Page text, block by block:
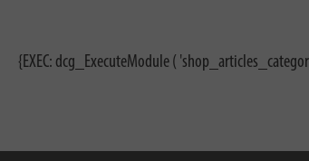
{EXEC: dcg_ExecuteModule (